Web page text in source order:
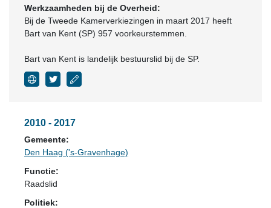
Werkzaamheden bij de Overheid:
Bij de Tweede Kamerverkiezingen in maart 2017 heeft
Bart van Kent (SP) 957 voorkeurstemmen.
Bart van Kent is landelijk bestuurslid bij de SP.
2010 - 2017
Gemeente:
Den Haag ('s-Gravenhage)
Functie:
Raadslid
Politiek: